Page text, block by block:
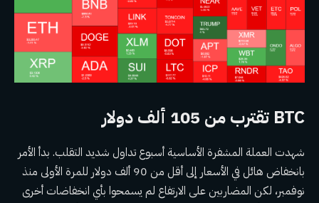
BTC تقترب من 105 ألف دولار
شهدت العملة المشفرة الأساسية أسبوع تداول شديد التقلب. بدأ الأمر
بانخفاض هائل في الأسعار إلى أقل من 90 ألف دولار للمرة الأولى منذ
نوفمبر، لكن المضاربين على الارتفاع لم يسمحوا بأي انخفاضات أخرى